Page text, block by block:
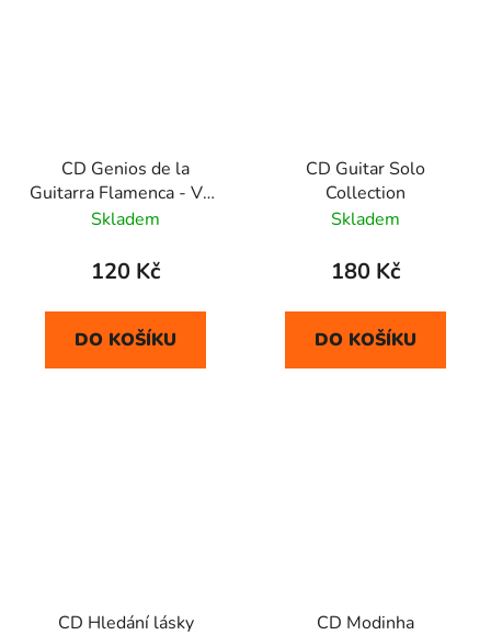
CD Genios de la
Guitarra Flamenca - Vol.
1
Skladem
120 Kč
DO KOŠÍKU
CD Guitar Solo
Collection
Skladem
180 Kč
DO KOŠÍKU
CD Hledání lásky CD Modinha